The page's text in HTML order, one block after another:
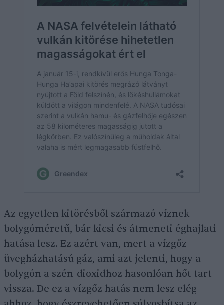
Az egyetlen kitörésből származó víznek
bolygóméretű, bár kicsi és átmeneti éghajlati
hatása lesz. Ez azért van, mert a vízgőz
üvegházhatású gáz, ami azt jelenti, hogy a
bolygón a szén-dioxidhoz hasonlóan hőt tart
vissza. De ez a vízgőz hatás nem lesz elég